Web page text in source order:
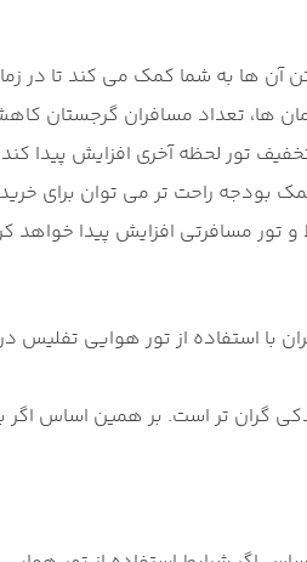
آن ها به شما کمک می کند تا در
ها، تعداد مسافران گرجستان
تور لحظه آخری افزایش پیدا کند
بودجه راحت تر می توان برای
و تور مسافرتی افزایش پیدا خواهد
با استفاده از تور هوایی
گران تر است. بر همین اساس